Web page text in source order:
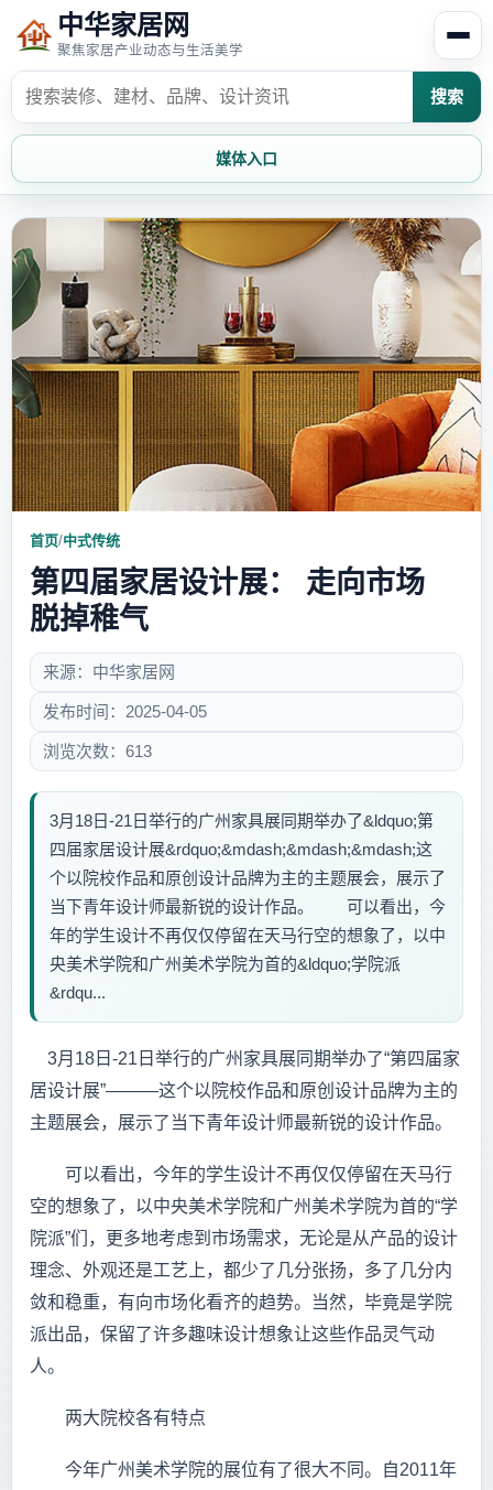
中华家居网
聚焦家居产业动态与生活美学
搜索
媒体入口
家居资讯
家居风水
时尚饰家 装修设计
家具知识 家居文化
家装攻略 创意家居
首页/中式传统
第四届家居设计展： 走向市场
脱掉稚气
来源：中华家居网
发布时间：2025-04-05
浏览次数：613
3月18日-21日举行的广州家具展同期举办了&ldquo;第
四届家居设计展&rdquo;&mdash;&mdash;&mdash;这
个以院校作品和原创设计品牌为主的主题展会，展示了
当下青年设计师最新锐的设计作品。 可以看出，今
年的学生设计不再仅仅停留在天马行空的想象了，以中
央美术学院和广州美术学院为首的&ldquo;学院派
&rdqu...
3月18日-21日举行的广州家具展同期举办了“第四届家
居设计展”———这个以院校作品和原创设计品牌为主的
主题展会，展示了当下青年设计师最新锐的设计作品。
可以看出，今年的学生设计不再仅仅停留在天马行
空的想象了，以中央美术学院和广州美术学院为首的“学
院派”们，更多地考虑到市场需求，无论是从产品的设计
理念、外观还是工艺上，都少了几分张扬，多了几分内
敛和稳重，有向市场化看齐的趋势。当然，毕竟是学院
派出品，保留了许多趣味设计想象让这些作品灵气动
人。
两大院校各有特点
今年广州美术学院的展位有了很大不同。自2011年